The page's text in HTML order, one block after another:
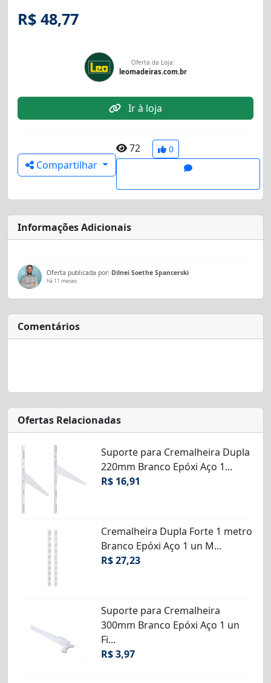
R$ 48,77
Oferta da Loja:
leomadeiras.com.br
Ir à loja
Compartilhar
72 0
Informações Adicionais
Oferta publicada por: Dilnei Soethe Spancerski
há 11 meses
Comentários
Ofertas Relacionadas
Suporte para Cremalheira Dupla
220mm Branco Epóxi Aço 1...
R$ 16,91
Cremalheira Dupla Forte 1 metro
Branco Epóxi Aço 1 un M...
R$ 27,23
Suporte para Cremalheira
300mm Branco Epóxi Aço 1 un
Fi...
R$ 3,97